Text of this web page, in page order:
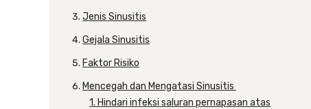
Jenis Sinusitis
Gejala Sinusitis
Faktor Risiko
Mencegah dan Mengatasi Sinusitis
1. Hindari infeksi saluran pernapasan atas